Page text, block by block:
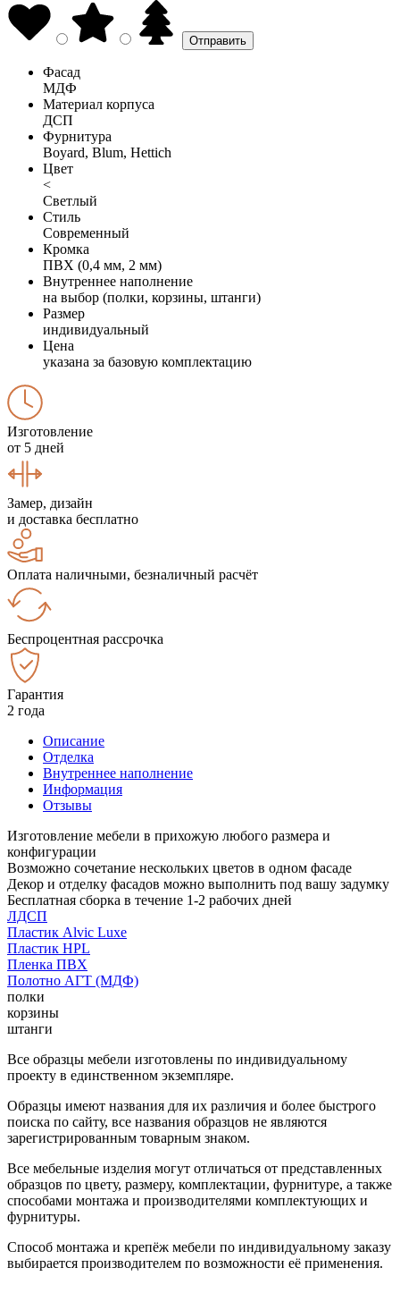
Фасад
МДФ
Материал корпуса
ДСП
Фурнитура
Boyard, Blum, Hettich
Цвет
<
Светлый
Стиль
Современный
Кромка
ПВХ (0,4 мм, 2 мм)
Внутреннее наполнение
на выбор (полки, корзины, штанги)
Размер
индивидуальный
Цена
указана за базовую комплектацию
Изготовление
от 5 дней
Замер, дизайн
и доставка бесплатно
Оплата наличными, безналичный расчёт
Беспроцентная рассрочка
Гарантия
2 года
Описание
Отделка
Внутреннее наполнение
Информация
Отзывы
Изготовление мебели в прихожую любого размера и
конфигурации
Возможно сочетание нескольких цветов в одном фасаде
Декор и отделку фасадов можно выполнить под вашу задумку
Бесплатная сборка в течение 1-2 рабочих дней
ЛДСП
Пластик Alvic Luxe
Пластик HPL
Пленка ПВХ
Полотно АГТ (МДФ)
полки
корзины
штанги
Все образцы мебели изготовлены по индивидуальному
проекту в единственном экземпляре.
Образцы имеют названия для их различия и более быстрого
поиска по сайту, все названия образцов не являются
зарегистрированным товарным знаком.
Все мебельные изделия могут отличаться от представленных
образцов по цвету, размеру, комплектации, фурнитуре, а также
способами монтажа и производителями комплектующих и
фурнитуры.
Способ монтажа и крепёж мебели по индивидуальному заказу
выбирается производителем по возможности её применения.